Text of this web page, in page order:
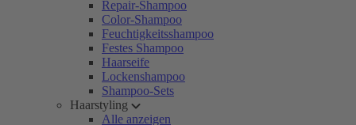
Repair-Shampoo
Color-Shampoo
Feuchtigkeitsshampoo
Festes Shampoo
Haarseife
Lockenshampoo
Shampoo-Sets
Haarstyling
Alle anzeigen